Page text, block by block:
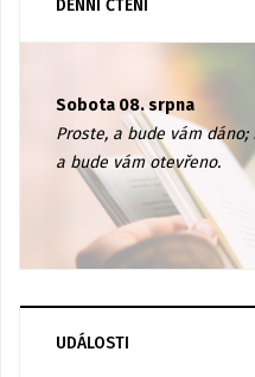
DENNÍ ČTENÍ
Sobota 08. srpna
Proste, a bude vám
a bude vám otevřeno.
UDÁLOSTI